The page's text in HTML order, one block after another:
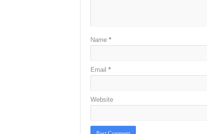
Name *
Email *
Website